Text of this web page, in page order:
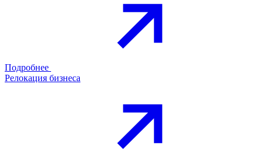
Подробнее
Релокация бизнеса